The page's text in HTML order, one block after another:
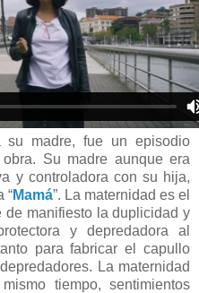
su madre, fue un episodio
Su madre aunque era
y controladora con su hija,
“Mamá”. La maternidad es el
de manifiesto la duplicidad y
y depredadora al
para fabricar el capullo
La maternidad
tiempo, sentimientos